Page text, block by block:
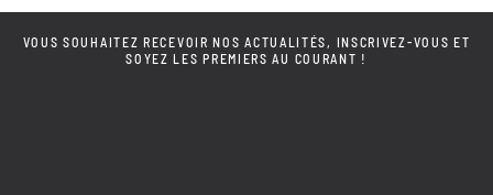
VOUS SOUHAITEZ RECEVOIR NOS ACTUALITÉS, INSCRIVEZ-VOUS ET
SOYEZ LES PREMIERS AU COURANT !